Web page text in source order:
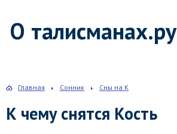
О талисманах.ру
Главная Сонник Сны на К
К чему снятся Кость